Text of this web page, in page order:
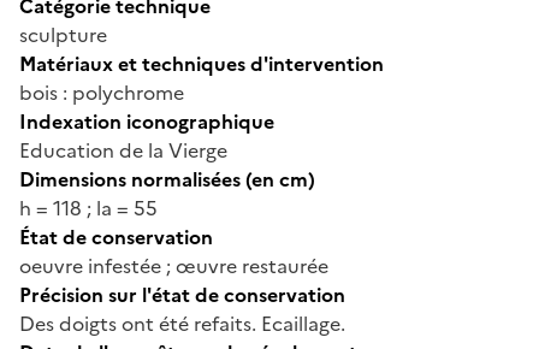
sculpture
Matériaux et techniques d'intervention
bois : polychrome
Indexation iconographique
Education de la Vierge
Dimensions normalisées (en cm)
h = 118 ; la = 55
État de conservation
oeuvre infestée ; œuvre restaurée
Précision sur l'état de conservation
Des doigts ont été refaits. Ecaillage.